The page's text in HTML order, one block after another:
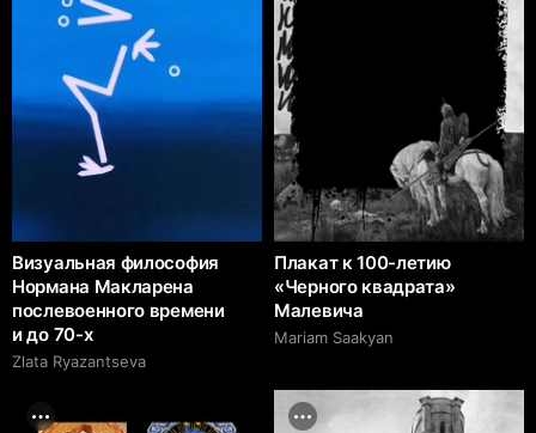
Визуальная философия
Нормана Макларена
послевоенного времени
и до 70-х
Zlata Ryazantseva
Плакат к 100-летию
«Черного квадрата»
Малевича
Mariam Saakyan